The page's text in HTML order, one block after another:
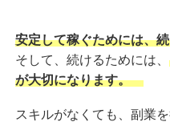
安定して稼ぐためには、
そして、続けるためには、
が大切になります。
スキルがなくても、副業